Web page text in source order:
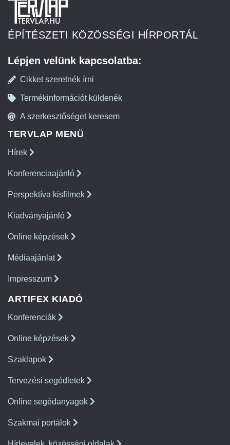
ÉPÍTÉSZETI KÖZÖSSÉGI HÍRPORTÁL
Lépjen velünk kapcsolatba:
Cikket szeretnék írni
Termékinformációt küldenék
A szerkesztőséget keresem
TERVLAP MENÜ
Hírek
Konferenciaajánló
Perspektíva kisfilmek
Kiadványajánló
Online képzések
Médiaajánlat
Impresszum
ARTIFEX KIADÓ
Konferenciák
Online képzések
Szaklapok
Tervezési segédletek
Online segédanyagok
Szakmai portálok